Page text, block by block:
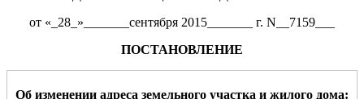
от «_28_»_______сентября 2015_______ г. N__7159___
ПОСТАНОВЛЕНИЕ
Об изменении адреса земельного участка и жилого дома: